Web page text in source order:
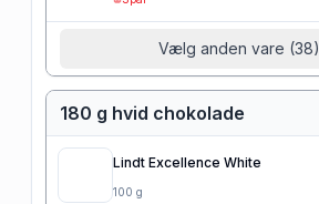
Vælg anden vare (38)
180 g hvid chokolade
Lindt Excellence White
100 g